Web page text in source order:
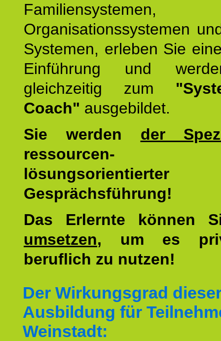
Familiensystemen,
Organisationssystemen
Systemen, erleben Sie
Einführung und
gleichzeitig zum
Coach" ausgebildet.
Sie werden der
lösungsorientierter
Gesprächsführung!
Das Erlernte können
umsetzen, um es
beruflich zu nutzen!
Der Wirkungsgrad
Ausbildung für
Weinstadt: